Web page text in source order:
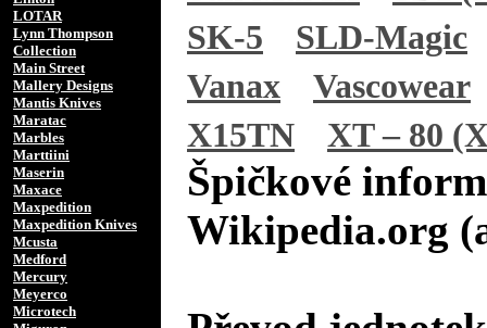
LOTAR
Lynn Thompson
Collection
Main Street
Mallery Designs
Mantis Knives
Maratac
Marbles
Marttiini
Maserin
Maxace
Maxpedition
Maxpedition Knives
Mcusta
Medford
Mercury
Meyerco
Microtech
SK-5
SLD-Magic
Vanax
Vascowear
X15TN
XT – 80
Špičkové
Wikipedia.org